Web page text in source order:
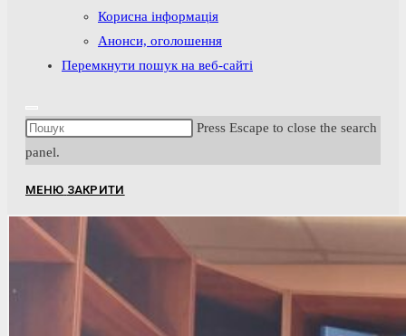
Корисна інформація
Анонси, оголошення
Перемкнути пошук на веб-сайті
Press Escape to close the search
panel.
МЕНЮ ЗАКРИТИ